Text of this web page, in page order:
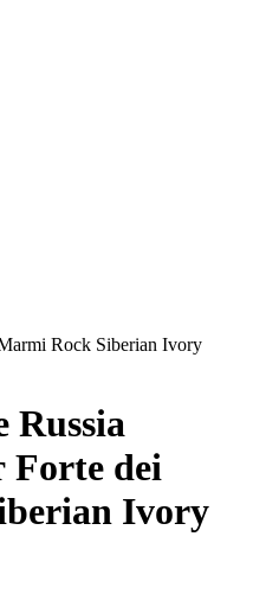
Rock Siberian Ivory
Russia
Forte dei
Ivory